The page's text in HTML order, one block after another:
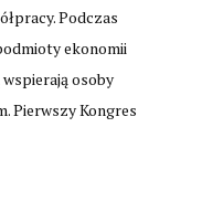
Podczas
ekonomii
osoby
Pierwszy Kongres